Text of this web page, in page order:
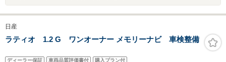
日産
ラティオ 1.2 G ワンオーナー メモリーナビ 車検整備
ディーラー保証 車両品質評価書付 購入プラン付